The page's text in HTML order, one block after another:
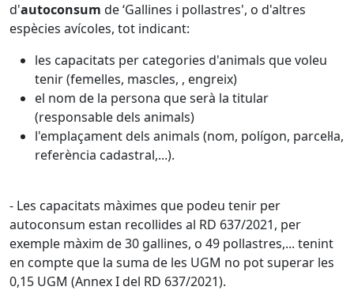
d'autoconsum de ‘Gallines i pollastres', o d'altres
espècies avícoles, tot indicant:
les capacitats per categories d'animals que voleu
tenir (femelles, mascles, , engreix)
el nom de la persona que serà la titular
(responsable dels animals)
l'emplaçament dels animals (nom, polígon, parcel·la,
referència cadastral,...).
- Les capacitats màximes que podeu tenir per
autoconsum estan recollides al RD 637/2021, per
exemple màxim de 30 gallines, o 49 pollastres,... tenint
en compte que la suma de les UGM no pot superar les
0,15 UGM (Annex I del RD 637/2021).